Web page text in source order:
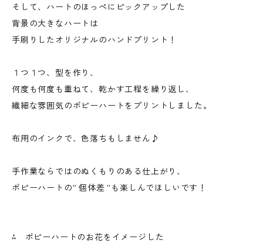
そして、ハートのほっぺにピックアップした
背景の大きなハートは
手刷りしたオリジナルのハンドプリント！
１つ１つ、型を作り、
何度も何度も重ねて、乾かす工程を繰り返し、
繊細な雰囲気のポピーハートをプリントしました。
布用のインクで、色落ちもしません♪
手作業ならではのぬくもりのある仕上がり、
ポピーハートの” 個体差 ”も楽しんでほしいです！
⁂ ポピーハートのお花をイメージした